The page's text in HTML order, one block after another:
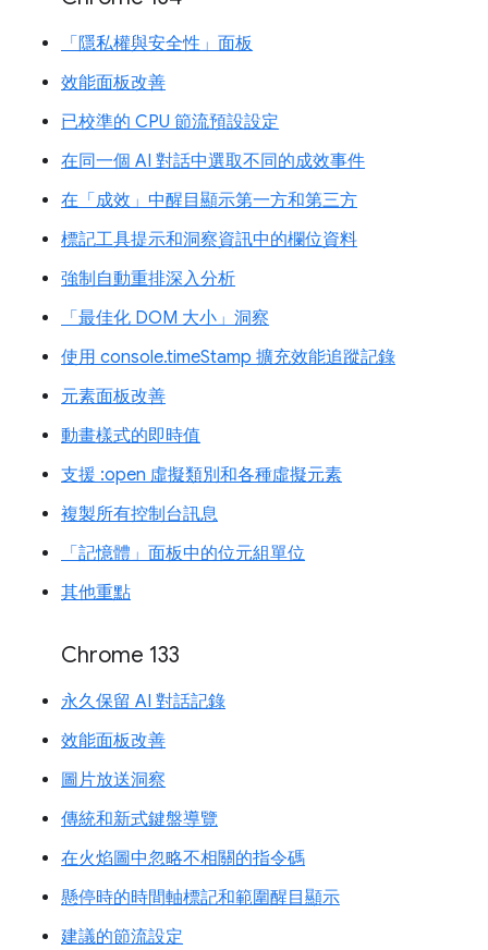
「隱私權與安全性」面板
效能面板改善
已校準的 CPU 節流預設設定
在同一個 AI 對話中選取不同的成效事件
在「成效」中醒目顯示第一方和第三方
標記工具提示和洞察資訊中的欄位資料
強制自動重排深入分析
「最佳化 DOM 大小」洞察
使用 console.timeStamp 擴充效能追蹤記錄
元素面板改善
動畫樣式的即時值
支援 :open 虛擬類別和各種虛擬元素
複製所有控制台訊息
「記憶體」面板中的位元組單位
其他重點
Chrome 133
永久保留 AI 對話記錄
效能面板改善
圖片放送洞察
傳統和新式鍵盤導覽
在火焰圖中忽略不相關的指令碼
懸停時的時間軸標記和範圍醒目顯示
建議的節流設定